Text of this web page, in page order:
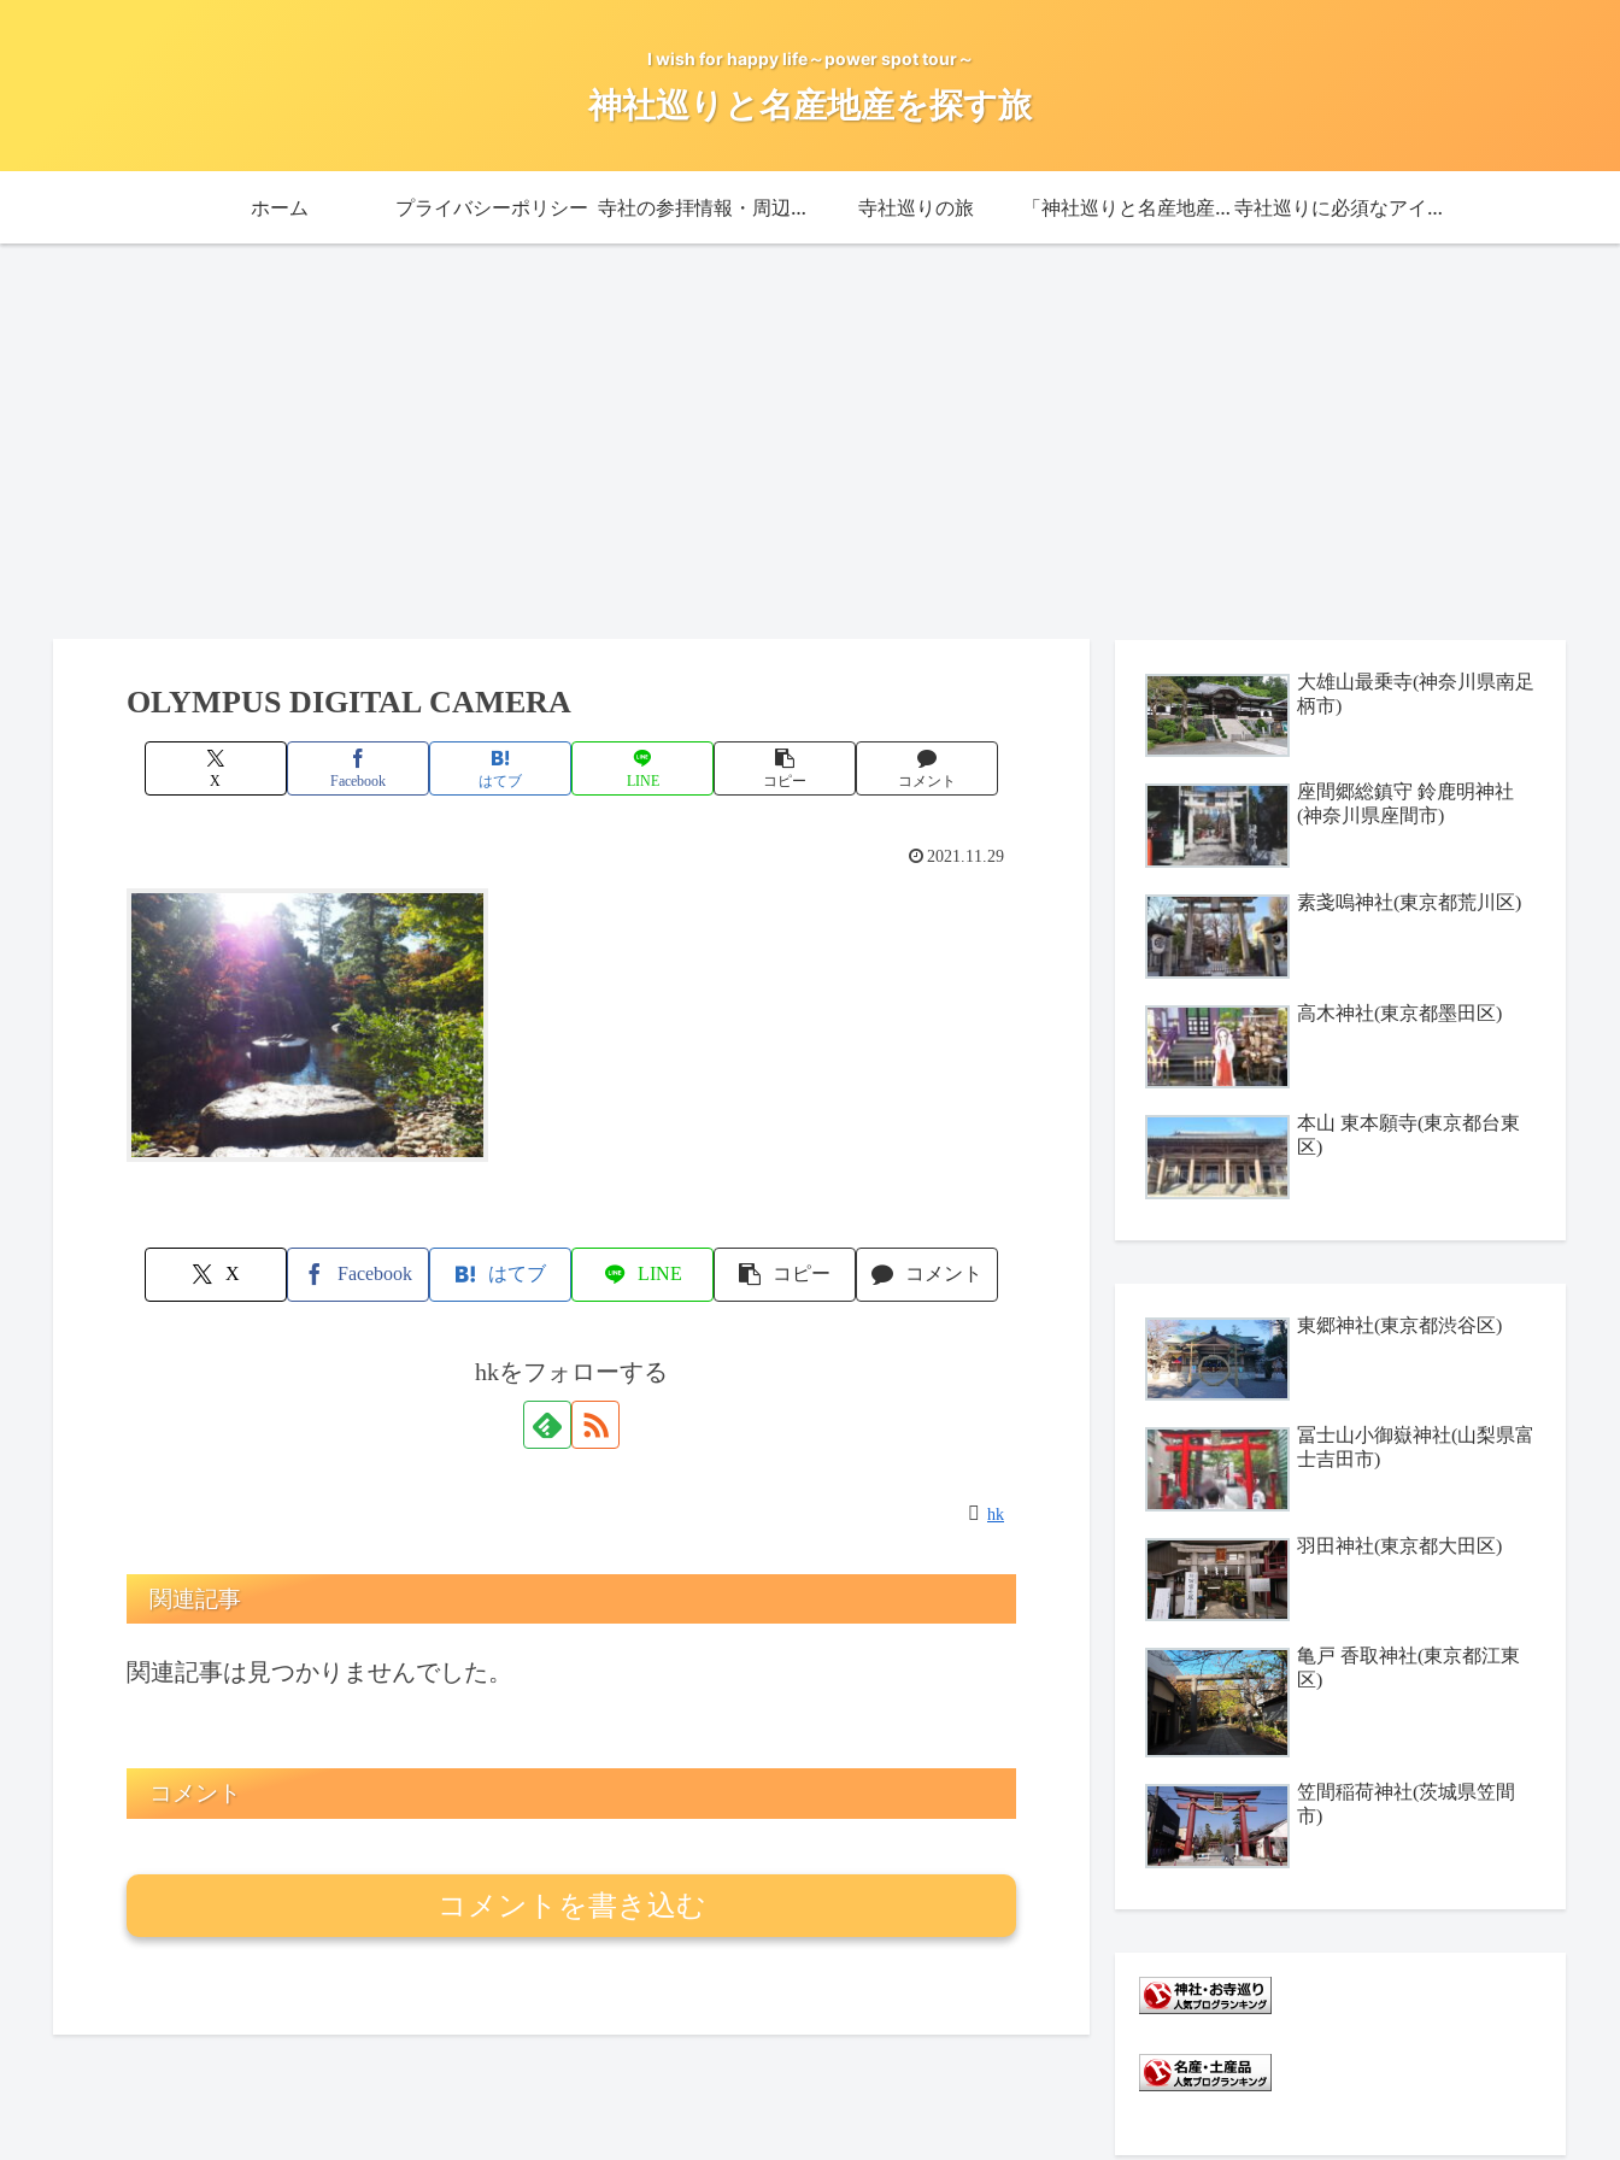
I wish for happy life～power spot tour～
神社巡りと名産地産を探す旅
ホーム プライバシーポリシー 寺社の参拝情報・周辺情報 寺社巡りの旅 「神社巡りと名産地産を探す旅」ブログ始めました！ 寺社巡りに必須なアイテム
OLYMPUS DIGITAL CAMERA
X Facebook はてブ LINE コピー コメント
2021.11.29
X Facebook はてブ LINE コピー コメント
hkをフォローする
hk
関連記事
関連記事は見つかりませんでした。
コメント
コメントを書き込む
大雄山最乗寺(神奈川県南足
柄市)
座間郷総鎮守 鈴鹿明神社
(神奈川県座間市)
素戔嗚神社(東京都荒川区)
高木神社(東京都墨田区)
本山 東本願寺(東京都台東
区)
東郷神社(東京都渋谷区)
冨士山小御嶽神社(山梨県富
士吉田市)
羽田神社(東京都大田区)
亀戸 香取神社(東京都江東
区)
笠間稲荷神社(茨城県笠間
市)